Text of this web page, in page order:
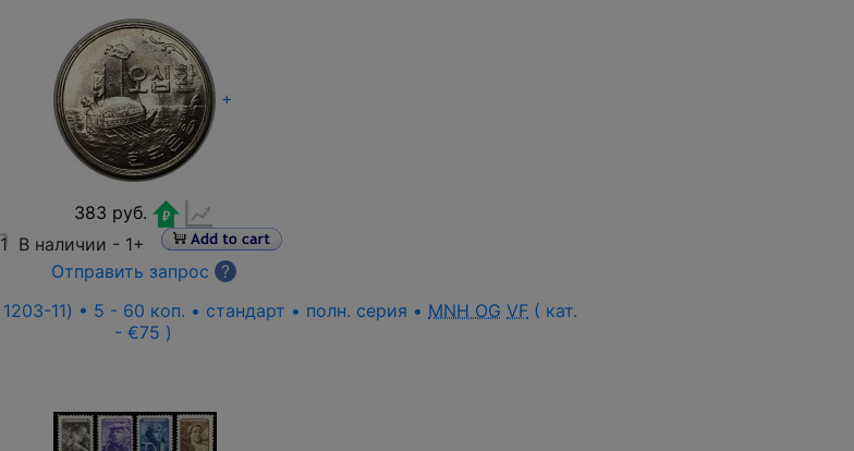
+
383 руб.
1 В наличии - 1+
Отправить запрос
?
1203-11) • 5 - 60 коп. • стандарт • полн. серия • MNH OG VF ( кат.
- €75 )